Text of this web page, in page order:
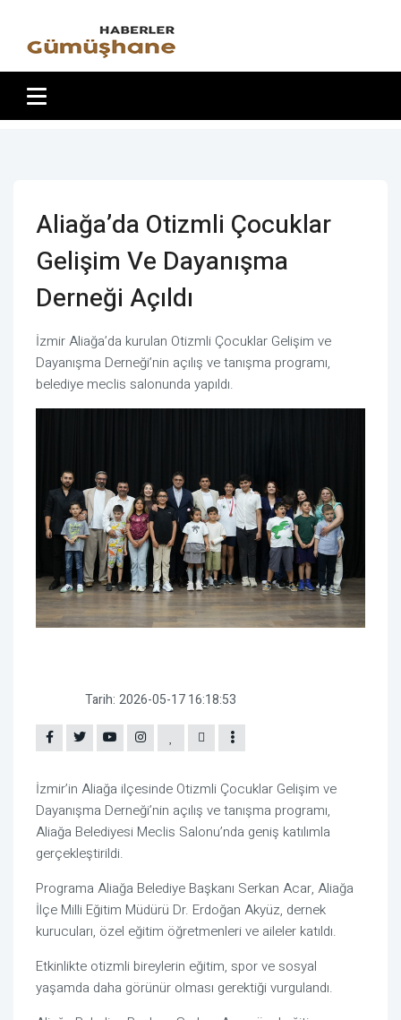
Aliağa’da Otizmli Çocuklar
Gelişim Ve Dayanışma
Derneği Açıldı
İzmir Aliağa’da kurulan Otizmli Çocuklar Gelişim ve
Dayanışma Derneği’nin açılış ve tanışma programı,
belediye meclis salonunda yapıldı.
Tarih: 2026-05-17 16:18:53
İzmir’in Aliağa ilçesinde Otizmli Çocuklar Gelişim ve
Dayanışma Derneği’nin açılış ve tanışma programı,
Aliağa Belediyesi Meclis Salonu’nda geniş katılımla
gerçekleştirildi.
Programa Aliağa Belediye Başkanı Serkan Acar, Aliağa
İlçe Milli Eğitim Müdürü Dr. Erdoğan Akyüz, dernek
kurucuları, özel eğitim öğretmenleri ve aileler katıldı.
Etkinlikte otizmli bireylerin eğitim, spor ve sosyal
yaşamda daha görünür olması gerektiği vurgulandı.